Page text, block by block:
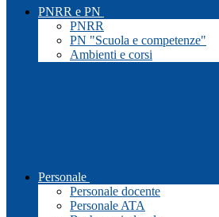
PNRR e PN
PNRR
PN "Scuola e competenze"
Ambienti e corsi
Personale
Personale docente
Personale ATA